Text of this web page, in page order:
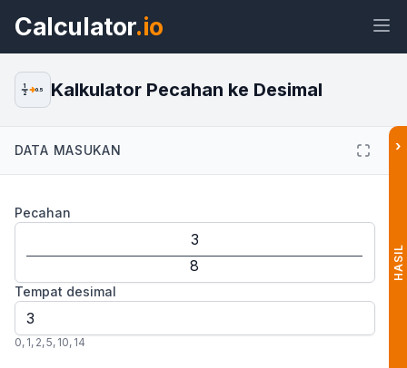
Calculator.io
Desimal: Konversi Mudah Widget
1
2
0.5 Kalkulator Pecahan ke Desimal
DATA MASUKAN
Pecahan
Tempat desimal
0, 1, 2,5, 10, 14
›
HASIL